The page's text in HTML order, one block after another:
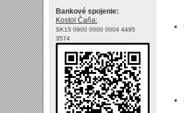
Bankové spojenie:
Kostol Čaňa:
SK15 0900 0000 0004 4495
3574